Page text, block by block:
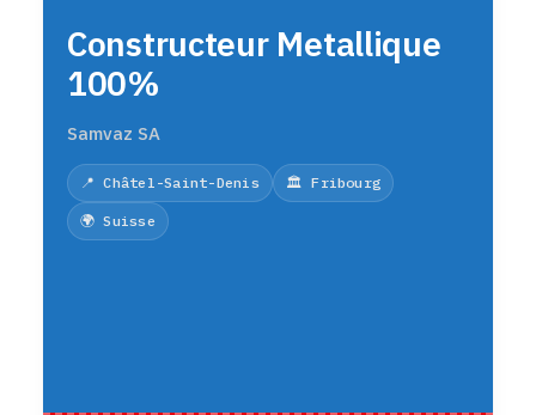
Constructeur Metallique
100%
Samvaz SA
📍 Châtel-Saint-Denis 🏛️ Fribourg
🌍 Suisse